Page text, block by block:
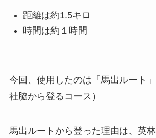
距離は約1.5キロ
時間は約１時間
今回、使用したのは「馬出ルート
社脇から登るコース）
馬出ルートから登った理由は、英